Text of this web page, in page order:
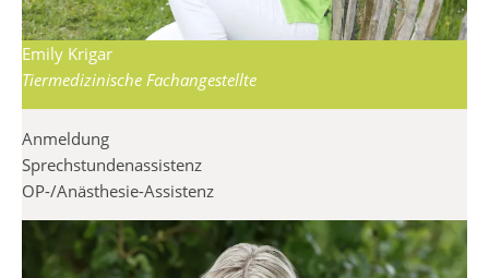
Emily Krigar
Tiermedizinische Fachangestellte
Anmeldung
Sprechstundenassistenz
OP-/Anästhesie-Assistenz